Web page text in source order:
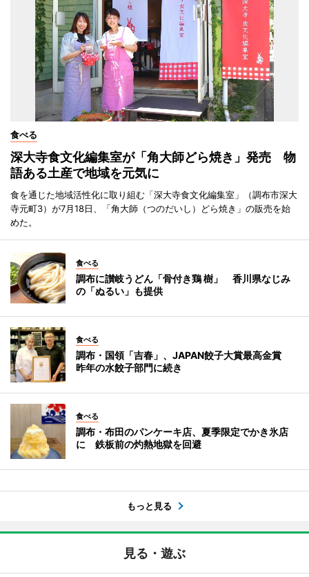
食べる
深大寺食文化編集室が「角大師どら焼き」発売 物
語ある土産で地域を元気に
食を通じた地域活性化に取り組む「深大寺食文化編集室」（調布市深大
寺元町3）が7月18日、「角大師（つのだいし）どら焼き」の販売を始
めた。
食べる
調布に讃岐うどん「骨付き鶏 樹」 香川県なじみ
の「ぬるい」も提供
食べる
調布・国領「吉春」、JAPAN餃子大賞最高金賞
昨年の水餃子部門に続き
食べる
調布・布田のパンケーキ店、夏季限定でかき氷店
に 鉄板前の灼熱地獄を回避
もっと見る
見る・遊ぶ